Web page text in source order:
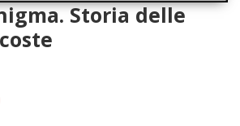
Storia delle